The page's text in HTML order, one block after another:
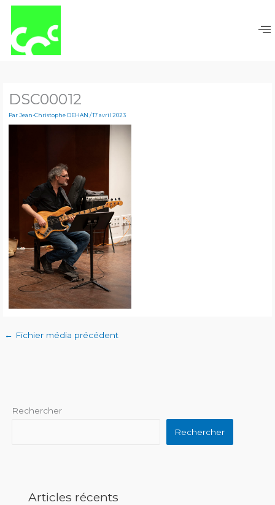
DSC00012
ParJean-Christophe DEHAN /17 avril 2023
← Fichier média précédent
Rechercher
Rechercher
Articles récents